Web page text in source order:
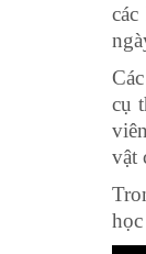
cụ
vật